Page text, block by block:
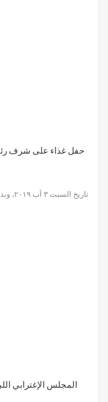
حفل غذاء على شرف
المجلس الإغترابي